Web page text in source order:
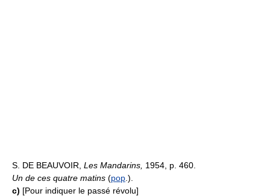
S. DE BEAUVOIR, Les Mandarins, 1954, p. 460.
Un de ces quatre matins (pop .).
c) [Pour indiquer le passé révolu]